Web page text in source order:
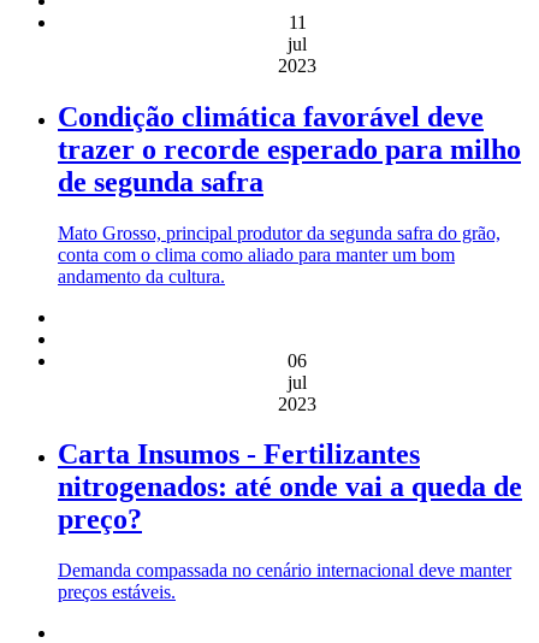
11
jul
2023
Condição climática favorável deve
trazer o recorde esperado para milho
de segunda safra
Mato Grosso, principal produtor da segunda safra do grão,
conta com o clima como aliado para manter um bom
andamento da cultura.
06
jul
2023
Carta Insumos - Fertilizantes
nitrogenados: até onde vai a queda de
preço?
Demanda compassada no cenário internacional deve manter
preços estáveis.